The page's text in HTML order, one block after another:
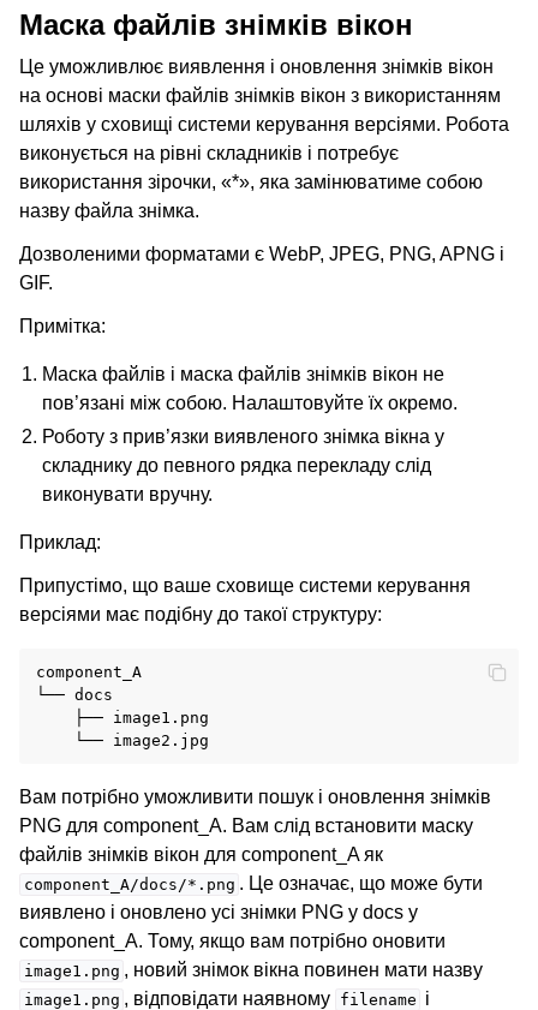
Маска файлів знімків вікон
Це уможливлює виявлення і оновлення знімків вікон
на основі маски файлів знімків вікон з використанням
шляхів у сховищі системи керування версіями. Робота
виконується на рівні складників і потребує
використання зірочки, «*», яка замінюватиме собою
назву файла знімка.
Дозволеними форматами є WebP, JPEG, PNG, APNG і
GIF.
Примітка:
Маска файлів і маска файлів знімків вікон не
пов’язані між собою. Налаштовуйте їх окремо.
Роботу з прив’язки виявленого знімка вікна у
складнику до певного рядка перекладу слід
виконувати вручну.
Приклад:
Припустімо, що ваше сховище системи керування
версіями має подібну до такої структуру:
component_A
└── docs
    ├── image1.png
Вам потрібно уможливити пошук і оновлення знімків
PNG для component_A. Вам слід встановити маску
файлів знімків вікон для component_A як
component_A/docs/*.png . Це означає, що може бути
виявлено і оновлено усі знімки PNG у docs у
component_A. Тому, якщо вам потрібно оновити
image1.png , новий знімок вікна повинен мати назву
image1.png , відповідати наявному filename і